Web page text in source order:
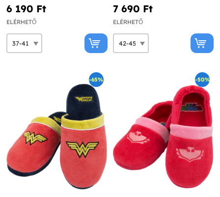
6 190 Ft‎
ELÉRHETŐ
7 690 Ft‎
ELÉRHETŐ
-65% -50%